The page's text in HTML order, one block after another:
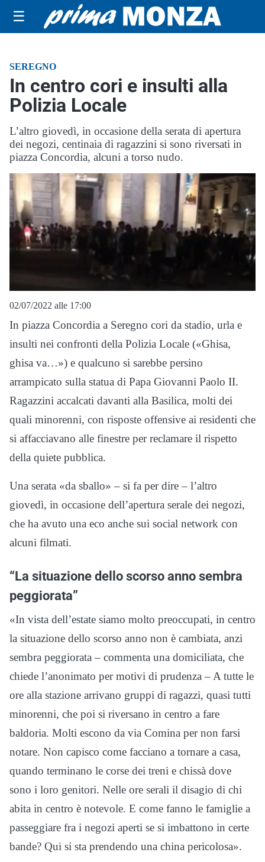
☰
SEREGNO
In centro cori e insulti alla
Polizia Locale
L’altro giovedì, in occasione della serata di apertura
dei negozi, centinaia di ragazzini si sono riversati in
piazza Concordia, alcuni a torso nudo.
02/07/2022 alle 17:00
In piazza Concordia a Seregno cori da stadio, urla e
insulti nei confronti della Polizia Locale («Ghisa,
ghisa va…») e qualcuno si sarebbe persino
arrampicato sulla statua di Papa Giovanni Paolo II.
Ragazzini accalcati davanti alla Basilica, molti dei
quali minorenni, con risposte offensive ai residenti che
si affacciavano alle finestre per reclamare il rispetto
della quiete pubblica.
Una serata «da sballo» – si fa per dire – l’altro
giovedì, in occasione dell’apertura serale dei negozi,
che ha avuto una eco anche sui social network con
alcuni filmati.
“La situazione dello scorso anno sembra
peggiorata”
«In vista dell’estate siamo molto preoccupati, in centro
la situazione dello scorso anno non è cambiata, anzi
sembra peggiorata – commenta una domiciliata, che
chiede l’anonimato per motivi di prudenza – A tutte le
ore alla stazione arrivano gruppi di ragazzi, quasi tutti
minorenni, che poi si riversano in centro a fare
baldoria. Molti escono da via Comina per non farsi
notare. Non capisco come facciano a tornare a casa,
quando terminano le corse dei treni e chissà dove
sono i loro genitori. Nelle ore serali il disagio di chi
abita in centro è notevole. E come fanno le famiglie a
passeggiare fra i negozi aperti se si imbattono in certe
bande? Qui si sta prendendo una china pericolosa».